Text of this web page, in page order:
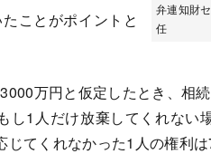
弁連知財
任
ことがポイントと
万円と仮定したとき、相
1人だけ放棄してくれない
てくれなかった1人の権利